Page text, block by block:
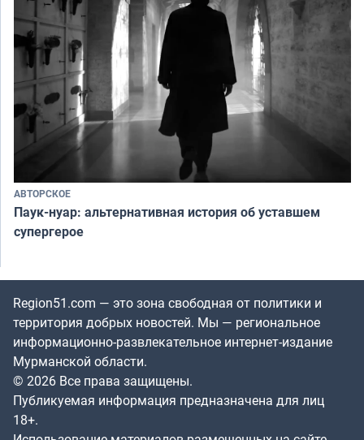
АВТОРСКОЕ
Паук-нуар: альтернативная история об уставшем
супергерое
Region51.com — это зона свободная от политики и
территория добрых новостей. Мы — региональное
информационно-развлекательное интернет-издание
Мурманской области.
© 2026 Все права защищены.
Публикуемая информация предназначена для лиц
18+.